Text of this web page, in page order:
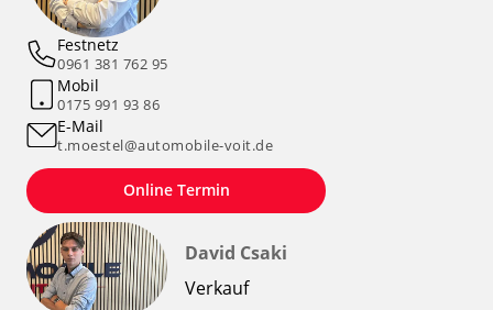
Festnetz
0961 381 762 95
Mobil
0175 991 93 86
E-Mail
t.moestel@automobile-voit.de
Online Termin
David Csaki
Verkauf